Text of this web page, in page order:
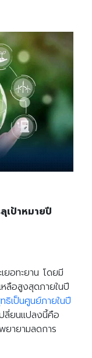
เป้าหมายปี
ยอทะยาน โดยมี
หลือสูงสุดภายในปี
ธิเป็นศูนย์ภายในปี
ลี่ยนแปลงนี้คือ
ยายามลดการ